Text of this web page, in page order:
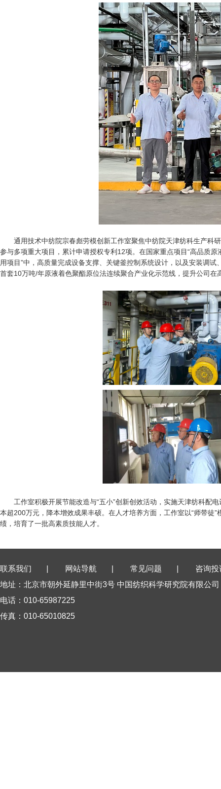
通用技术中纺院宗春彪劳模创新工作室聚焦中纺院天津纺科生产科研
参与多项重大项目，累计申请授权专利12项。在国家重点项目“高品质原
用项目”中，高质量完成设备支撑、关键釜控制系统设计，以及安装调
首套10万吨/年原液着色聚酯原位法连续聚合产业化示范线，提升公司
工作室积极开展节能改造与“五小”创新创效活动，实施天津纺科配电
本超200万元，降本增效成果丰硕。在人才培养方面，工作室以“师带徒
绩，培育了一批高素质技能人才。
联系我们 网站导航 常见问题
咨询投
地址：北京市朝外延静里中街3号 中国纺织科学研究院有限公司
电话：010-65987225
传真：010-65010825